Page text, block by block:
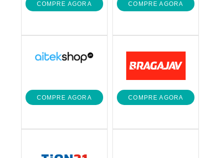
COMPRE AGORA COMPRE AGORA
COMPRE AGORA COMPRE AGORA